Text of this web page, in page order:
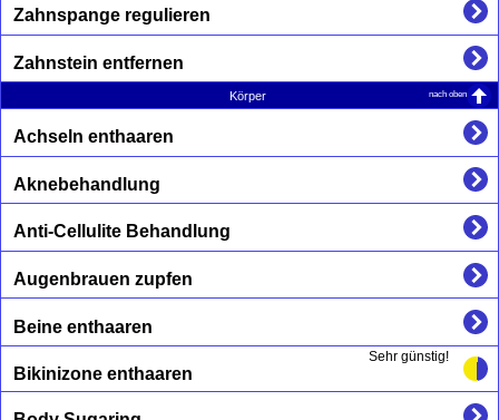
Zahnspange regulieren
Zahnstein entfernen
Körper nach oben
Achseln enthaaren
Aknebehandlung
Anti-Cellulite Behandlung
Augenbrauen zupfen
Beine enthaaren
Sehr günstig!
Bikinizone enthaaren